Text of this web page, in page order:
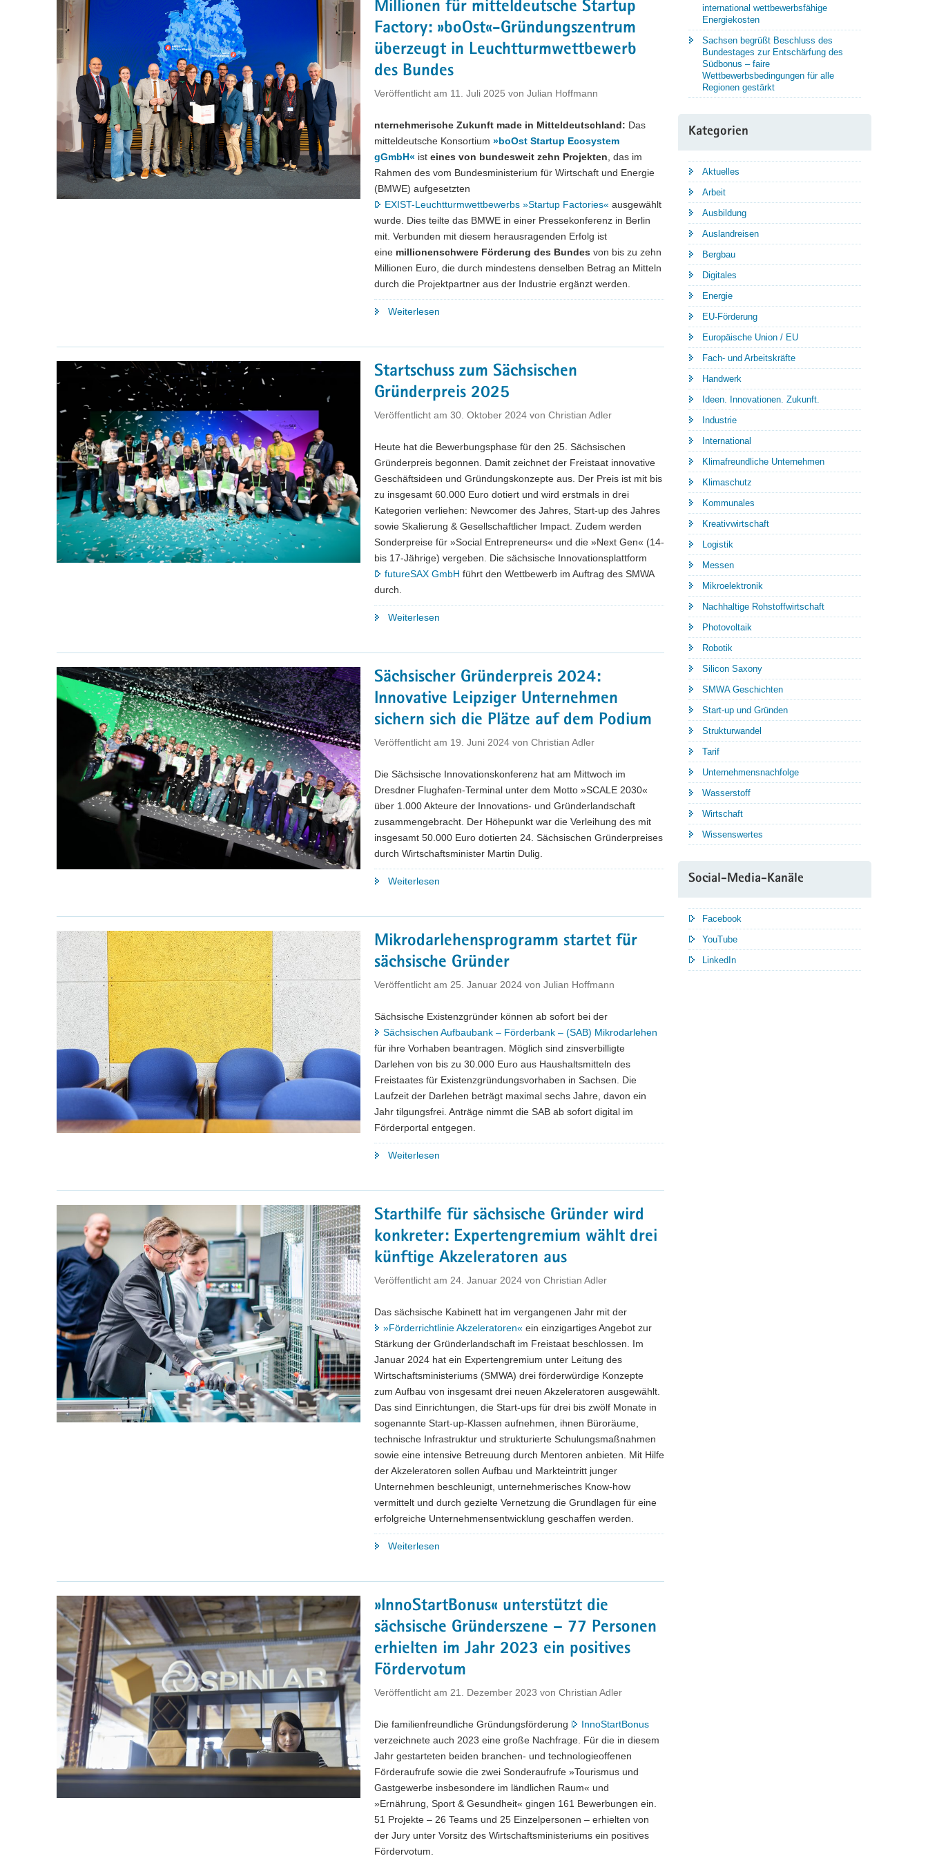
Gründungsförderung"
Millionen für mitteldeutsche Startup
Factory: »boOst«-Gründungszentrum
überzeugt in Leuchtturmwettbewerb
des Bundes
Veröffentlicht am 11. Juli 2025 von Julian Hoffmann
nternehmerische Zukunft made in Mitteldeutschland: Das
mitteldeutsche Konsortium »boOst Startup Ecosystem
gGmbH« ist eines von bundesweit zehn Projekten , das im
Rahmen des vom Bundesministerium für Wirtschaft und Energie
(BMWE) aufgesetzten
EXIST-Leuchtturmwettbewerbs »Startup Factories« ausgewählt
wurde. Dies teilte das BMWE in einer Pressekonferenz in Berlin
mit. Verbunden mit diesem herausragenden Erfolg ist
eine millionenschwere Förderung des Bundes von bis zu zehn
Millionen Euro, die durch mindestens denselben Betrag an Mitteln
durch die Projektpartner aus der Industrie ergänzt werden.
Weiterlesen
Factory:
»boOst«-
überzeugt
Leuchtturmwettbewerb
des
Bundes"
Startschuss zum Sächsischen
Gründerpreis 2025
Veröffentlicht am 30. Oktober 2024 von Christian Adler
Heute hat die Bewerbungsphase für den 25. Sächsischen
Gründerpreis begonnen. Damit zeichnet der Freistaat innovative
Geschäftsideen und Gründungskonzepte aus. Der Preis ist mit bis
zu insgesamt 60.000 Euro dotiert und wird erstmals in drei
Kategorien verliehen: Newcomer des Jahres, Start-up des Jahres
sowie Skalierung & Gesellschaftlicher Impact. Zudem werden
Sonderpreise für »Social Entrepreneurs« und die »Next Gen« (14-
bis 17-Jährige) vergeben. Die sächsische Innovationsplattform
futureSAX GmbH führt den Wettbewerb im Auftrag des SMWA
durch.
Weiterlesen
2025"
Sächsischer Gründerpreis 2024:
Innovative Leipziger Unternehmen
sichern sich die Plätze auf dem Podium
Veröffentlicht am 19. Juni 2024 von Christian Adler
Die Sächsische Innovationskonferenz hat am Mittwoch im
Dresdner Flughafen-Terminal unter dem Motto »SCALE 2030«
über 1.000 Akteure der Innovations- und Gründerlandschaft
zusammengebracht. Der Höhepunkt war die Verleihung des mit
insgesamt 50.000 Euro dotierten 24. Sächsischen Gründerpreises
durch Wirtschaftsminister Martin Dulig.
Weiterlesen
Leipziger
Unternehmen
sich
Plätze
auf
dem
Podium"
Mikrodarlehensprogramm startet für
sächsische Gründer
Veröffentlicht am 25. Januar 2024 von Julian Hoffmann
Sächsische Existenzgründer können ab sofort bei der
Sächsischen Aufbaubank – Förderbank – (SAB) Mikrodarlehen
für ihre Vorhaben beantragen. Möglich sind zinsverbilligte
Darlehen von bis zu 30.000 Euro aus Haushaltsmitteln des
Freistaates für Existenzgründungsvorhaben in Sachsen. Die
Laufzeit der Darlehen beträgt maximal sechs Jahre, davon ein
Jahr tilgungsfrei. Anträge nimmt die SAB ab sofort digital im
Förderportal entgegen.
Weiterlesen
Gründer"
Starthilfe für sächsische Gründer wird
konkreter: Expertengremium wählt drei
künftige Akzeleratoren aus
Veröffentlicht am 24. Januar 2024 von Christian Adler
Das sächsische Kabinett hat im vergangenen Jahr mit der
»Förderrichtlinie Akzeleratoren« ein einzigartiges Angebot zur
Stärkung der Gründerlandschaft im Freistaat beschlossen. Im
Januar 2024 hat ein Expertengremium unter Leitung des
Wirtschaftsministeriums (SMWA) drei förderwürdige Konzepte
zum Aufbau von insgesamt drei neuen Akzeleratoren ausgewählt.
Das sind Einrichtungen, die Start-ups für drei bis zwölf Monate in
sogenannte Start-up-Klassen aufnehmen, ihnen Büroräume,
technische Infrastruktur und strukturierte Schulungsmaßnahmen
sowie eine intensive Betreuung durch Mentoren anbieten. Mit Hilfe
der Akzeleratoren sollen Aufbau und Markteintritt junger
Unternehmen beschleunigt, unternehmerisches Know-how
vermittelt und durch gezielte Vernetzung die Grundlagen für eine
erfolgreiche Unternehmensentwicklung geschaffen werden.
Weiterlesen
wird
konkreter:
Expertengremium
wählt
drei
künftige
aus"
»InnoStartBonus« unterstützt die
sächsische Gründerszene – 77 Personen
erhielten im Jahr 2023 ein positives
Fördervotum
Veröffentlicht am 21. Dezember 2023 von Christian Adler
Die familienfreundliche Gründungsförderung
InnoStartBonus
verzeichnete auch 2023 eine große Nachfrage. Für die in diesem
Jahr gestarteten beiden branchen- und technologieoffenen
Förderaufrufe sowie die zwei Sonderaufrufe »Tourismus und
Gastgewerbe insbesondere im ländlichen Raum« und
»Ernährung, Sport & Gesundheit« gingen 161 Bewerbungen ein.
51 Projekte – 26 Teams und 25 Einzelpersonen – erhielten von
der Jury unter Vorsitz des Wirtschaftsministeriums ein positives
Fördervotum.
international wettbewerbsfähige
Energiekosten
Sachsen begrüßt Beschluss des
Bundestages zur Entschärfung des
Südbonus – faire
Wettbewerbsbedingungen für alle
Regionen gestärkt
Kategorien
Aktuelles
Arbeit
Ausbildung
Auslandreisen
Bergbau
Digitales
Energie
EU-Förderung
Europäische Union / EU
Fach- und Arbeitskräfte
Handwerk
Ideen. Innovationen. Zukunft.
Industrie
International
Klimafreundliche Unternehmen
Klimaschutz
Kommunales
Kreativwirtschaft
Logistik
Messen
Mikroelektronik
Nachhaltige Rohstoffwirtschaft
Photovoltaik
Robotik
Silicon Saxony
SMWA Geschichten
Start-up und Gründen
Strukturwandel
Tarif
Unternehmensnachfolge
Wasserstoff
Wirtschaft
Wissenswertes
Social-Media-Kanäle
Facebook
YouTube
LinkedIn